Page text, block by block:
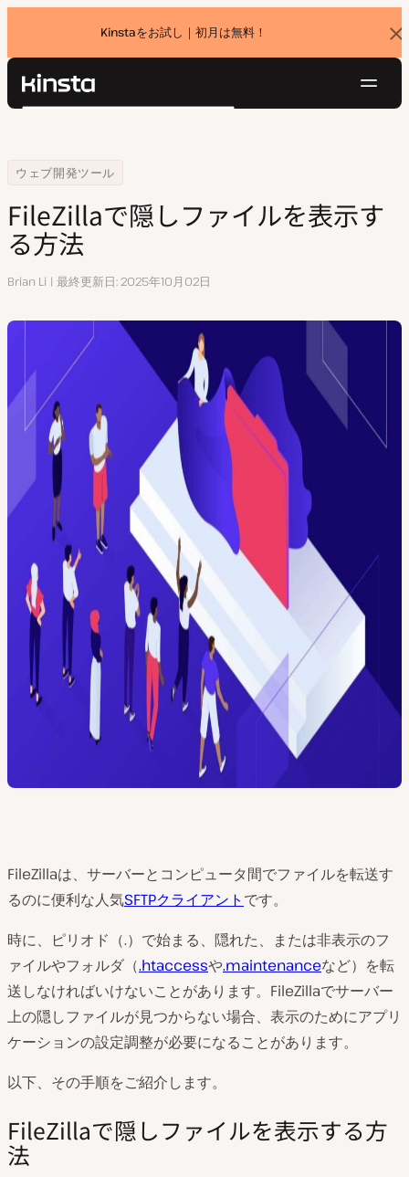
Kinstaをお試し｜初月は無料！
バ
ナ
Kinsta®
ョ
価格設定
お問い合わせ
検
Home
リソースセンター
ウェブ開発ツール
FileZillaで隠しファイルを表示する方法
FileZillaで隠しファイルを表示す
る方法
執
Brian Li 最終更新日 2025年10月02日
FileZillaは、サーバーとコンピュータ間でファイルを転送す
るのに便利な人気SFTPクライアント です。
時に、ピリオド（.）で始まる、隠れた、または非表示のフ
ァイルやフォルダ（.htaccessや.maintenanceなど）を転
送しなければいけないことがあります。FileZillaでサーバー
上の隠しファイルが見つからない場合、表示のためにアプリ
ケーションの設定調整が必要になることがあります。
以下、その手順をご紹介します。
FileZillaで隠しファイルを表示する方
法